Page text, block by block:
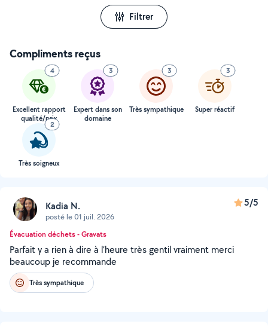
Filtrer
Compliments reçus
4
Excellent rapport
qualité/prix
3
Expert dans son
domaine
3
Très sympathique
3
Super réactif
2
Très soigneux
Kadia N.
posté le 01 juil. 2026
5/5
Évacuation déchets - Gravats
Parfait y a rien à dire à l’heure très gentil vraiment merci
beaucoup je recommande
Très sympathique